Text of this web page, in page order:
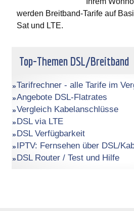
werden Breitband-Tarife auf
Sat und LTE.
Top-Themen DSL/Breitband
Tarifrechner - alle Tarife im
Angebote DSL-Flatrates
Vergleich Kabelanschlüsse
DSL via LTE
DSL Verfügbarkeit
IPTV: Fernsehen über DSL/
DSL Router / Test und Hilfe